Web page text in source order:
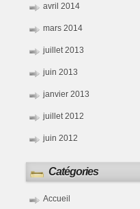
avril 2014
mars 2014
juillet 2013
juin 2013
janvier 2013
juillet 2012
juin 2012
Catégories
Accueil